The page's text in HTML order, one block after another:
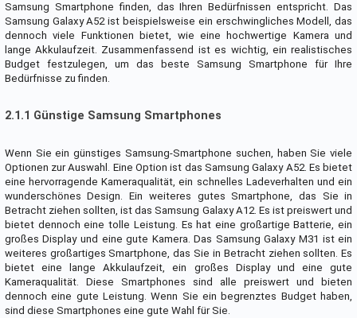
Samsung Smartphone finden, das Ihren Bedürfnissen entspricht. Das
Samsung Galaxy A52 ist beispielsweise ein erschwingliches Modell, das
dennoch viele Funktionen bietet, wie eine hochwertige Kamera und
lange Akkulaufzeit. Zusammenfassend ist es wichtig, ein realistisches
Budget festzulegen, um das beste Samsung Smartphone für Ihre
Bedürfnisse zu finden.
2.1.1 Günstige Samsung Smartphones
Wenn Sie ein günstiges Samsung-Smartphone suchen, haben Sie viele
Optionen zur Auswahl. Eine Option ist das Samsung Galaxy A52. Es bietet
eine hervorragende Kameraqualität, ein schnelles Ladeverhalten und ein
wunderschönes Design. Ein weiteres gutes Smartphone, das Sie in
Betracht ziehen sollten, ist das Samsung Galaxy A12. Es ist preiswert und
bietet dennoch eine tolle Leistung. Es hat eine großartige Batterie, ein
großes Display und eine gute Kamera. Das Samsung Galaxy M31 ist ein
weiteres großartiges Smartphone, das Sie in Betracht ziehen sollten. Es
bietet eine lange Akkulaufzeit, ein großes Display und eine gute
Kameraqualität. Diese Smartphones sind alle preiswert und bieten
dennoch eine gute Leistung. Wenn Sie ein begrenztes Budget haben,
sind diese Smartphones eine gute Wahl für Sie.